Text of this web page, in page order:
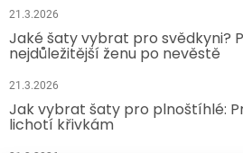
21.3.2026
Jaké šaty vybrat pro svědkyni?
nejdůležitější ženu po nevěstě
21.3.2026
Jak vybrat šaty pro plnoštíhlé:
lichotí křivkám